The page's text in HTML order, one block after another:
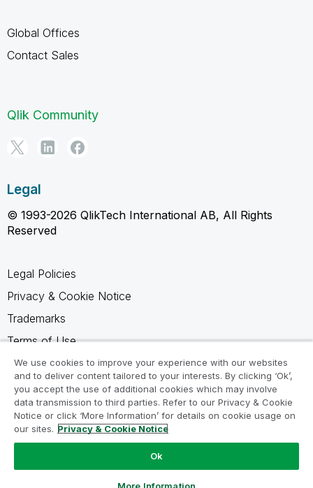
Global Offices
Contact Sales
Qlik Community
Legal
© 1993-2026 QlikTech International AB, All Rights
Reserved
Legal Policies
Privacy & Cookie Notice
Trademarks
Terms of Use
Legal Agreements
Product Terms
Do not share my info
We use cookies to improve your experience with our websites
and to deliver content tailored to your interests. By clicking ‘Ok’,
you accept the use of additional cookies which may involve
data transmission to third parties. Refer to our Privacy & Cookie
Notice or click ‘More Information’ for details on cookie usage on
our sites. Privacy & Cookie Notice
Ok